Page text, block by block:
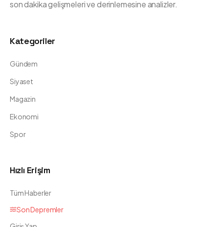
son dakika gelişmeleri ve derinlemesine analizler.
Kategoriler
Gündem
Siyaset
Magazin
Ekonomi
Spor
Hızlı Erişim
Tüm Haberler
Son Depremler